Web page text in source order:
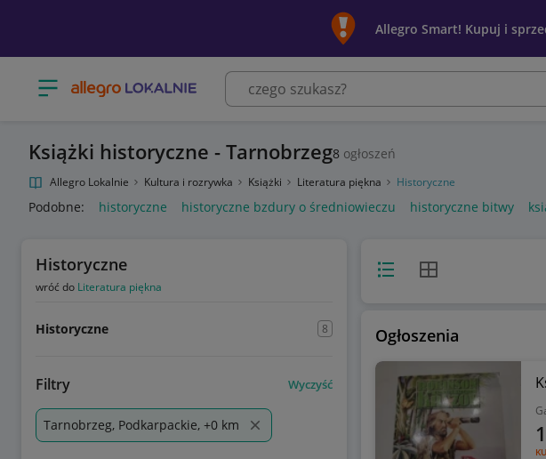
Allegro Smart! Kupuj i
Otwórz menu z kategoriami
Książki historyczne - Tarnobrzeg8 ogłoszeń
Allegro Lokalnie Kultura i rozrywka Książki Literatura piękna Historyczne
Podobne: historyczne historyczne bzdury o średniowieczu historyczne bitwy
Historyczne
wróć do Literatura piękna
Historyczne 8
Filtry Wyczyść
Tarnobrzeg, Podkarpackie, +0 km
Widok listyWidok siatki
Ogłoszenia